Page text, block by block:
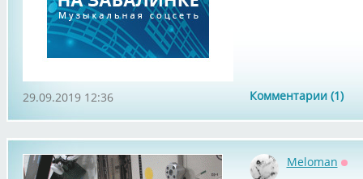
Комментарии (1)
29.09.2019 12:36
Meloman